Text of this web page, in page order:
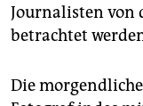
Journalisten von
betrachtet
Die